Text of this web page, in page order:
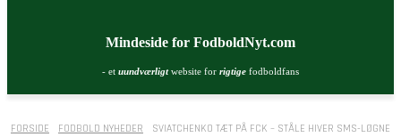
Mindeside for FodboldNyt.com
- et uundværligtwebsite for rigtige fodboldfans
FORSIDE FODBOLD NYHEDER
SVIATCHENKO TÆT PÅ FCK – STÅLE HIVER SMS-LØGNE